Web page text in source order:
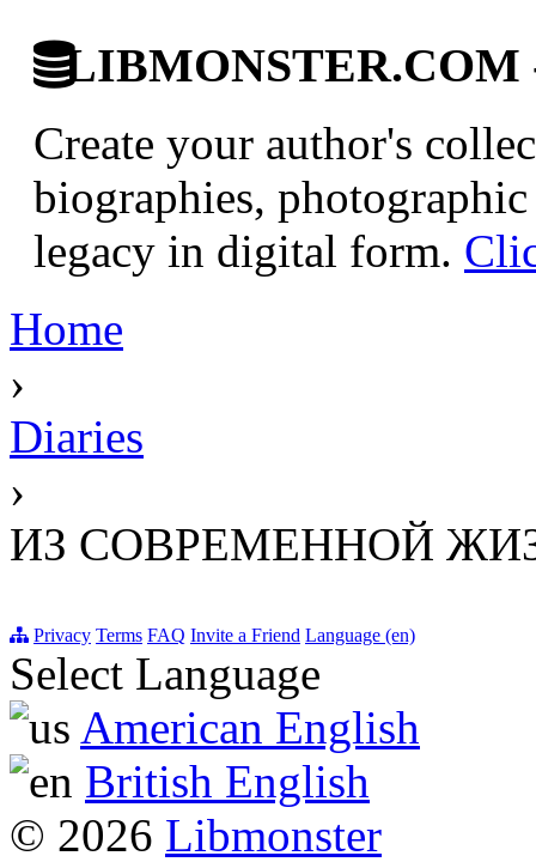
LIBMONSTER.COM
Create your author's
biographies,
legacy in digital form.
Home
›
Diaries
›
ИЗ СОВРЕМЕННОЙ
Privacy Terms FAQ Invite a Friend Language (en)
Select Language
American English
British English
© 2026 Libmonster